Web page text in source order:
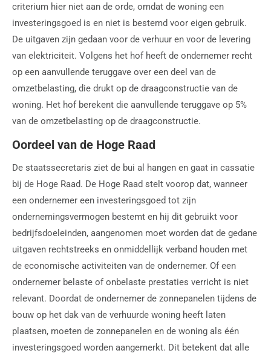
criterium hier niet aan de orde, omdat de woning een
investeringsgoed is en niet is bestemd voor eigen gebruik.
De uitgaven zijn gedaan voor de verhuur en voor de levering
van elektriciteit. Volgens het hof heeft de ondernemer recht
op een aanvullende teruggave over een deel van de
omzetbelasting, die drukt op de draagconstructie van de
woning. Het hof berekent die aanvullende teruggave op 5%
van de omzetbelasting op de draagconstructie.
Oordeel van de Hoge Raad
De staatssecretaris ziet de bui al hangen en gaat in cassatie
bij de Hoge Raad. De Hoge Raad stelt voorop dat, wanneer
een ondernemer een investeringsgoed tot zijn
ondernemingsvermogen bestemt en hij dit gebruikt voor
bedrijfsdoeleinden, aangenomen moet worden dat de gedane
uitgaven rechtstreeks en onmiddellijk verband houden met
de economische activiteiten van de ondernemer. Of een
ondernemer belaste of onbelaste prestaties verricht is niet
relevant. Doordat de ondernemer de zonnepanelen tijdens de
bouw op het dak van de verhuurde woning heeft laten
plaatsen, moeten de zonnepanelen en de woning als één
investeringsgoed worden aangemerkt. Dit betekent dat alle